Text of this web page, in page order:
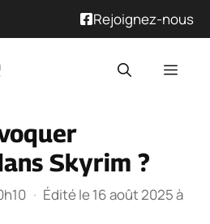
Rejoignez-nous
Skyrim ?
· Édité le 16 août 2025 à